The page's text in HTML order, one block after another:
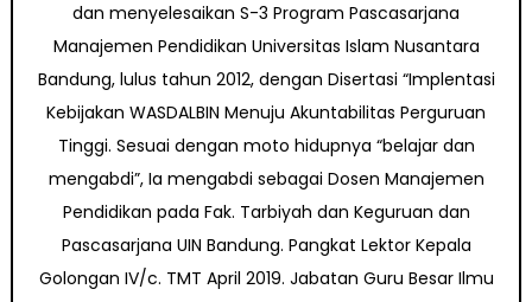
dan menyelesaikan S-3 Program Pascasarjana
Manajemen Pendidikan Universitas Islam Nusantara
Bandung, lulus tahun 2012, dengan Disertasi “Implentasi
Kebijakan WASDALBIN Menuju Akuntabilitas Perguruan
Tinggi. Sesuai dengan moto hidupnya “belajar dan
mengabdi”, Ia mengabdi sebagai Dosen Manajemen
Pendidikan pada Fak. Tarbiyah dan Keguruan dan
Pascasarjana UIN Bandung. Pangkat Lektor Kepala
Golongan IV/c. TMT April 2019. Jabatan Guru Besar Ilmu